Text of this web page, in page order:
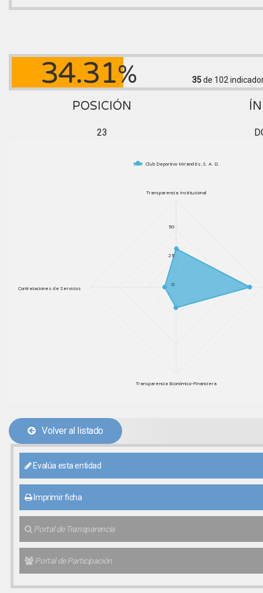
34.31% 35de 102
POSICIÓN
23
Club Deportivo Mirandés, S. A. D.
Transparencia Institucional
Transparencia Económico-Financiera
Contrataciones de Servicios
0
25
50
Volver al listado
Evalúa esta entidad
Imprimir ficha
Portal de Transparencia
Portal de Participación